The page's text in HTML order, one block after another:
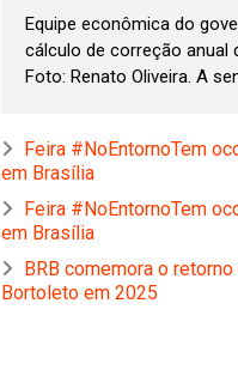
Equipe econômica do
cálculo de correção anual
Foto: Renato Oliveira. A
Feira #NoEntornoTem
em Brasília
Feira #NoEntornoTem
em Brasília
BRB comemora o
Bortoleto em 2025